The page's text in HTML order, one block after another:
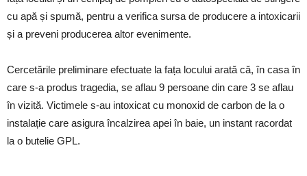
cu apă și spumă, pentru a verifica sursa de producere a intoxicarii
și a preveni producerea altor evenimente.
Cercetările preliminare efectuate la fața locului arată că, în casa în
care s-a produs tragedia, se aflau 9 persoane din care 3 se aflau
în vizită. Victimele s-au intoxicat cu monoxid de carbon de la o
instalație care asigura încalzirea apei în baie, un instant racordat
la o butelie GPL.